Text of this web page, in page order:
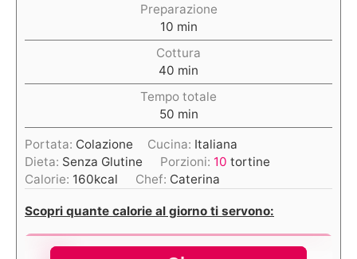
Preparazione
10 min
Cottura
40 min
Tempo totale
50 min
Portata: Colazione Cucina: Italiana
Dieta: Senza Glutine Porzioni: 10 tortine
Calorie: 160kcal Chef: Caterina
Scopri quante calorie al giorno ti servono: